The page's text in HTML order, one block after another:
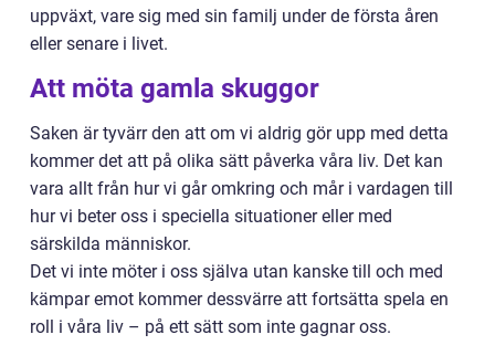
uppväxt, vare sig med sin familj under de första åren
eller senare i livet.
Att möta gamla skuggor
Saken är tyvärr den att om vi aldrig gör upp med detta
kommer det att på olika sätt påverka våra liv. Det kan
vara allt från hur vi går omkring och mår i vardagen till
hur vi beter oss i speciella situationer eller med
särskilda människor.
Det vi inte möter i oss själva utan kanske till och med
kämpar emot kommer dessvärre att fortsätta spela en
roll i våra liv – på ett sätt som inte gagnar oss.